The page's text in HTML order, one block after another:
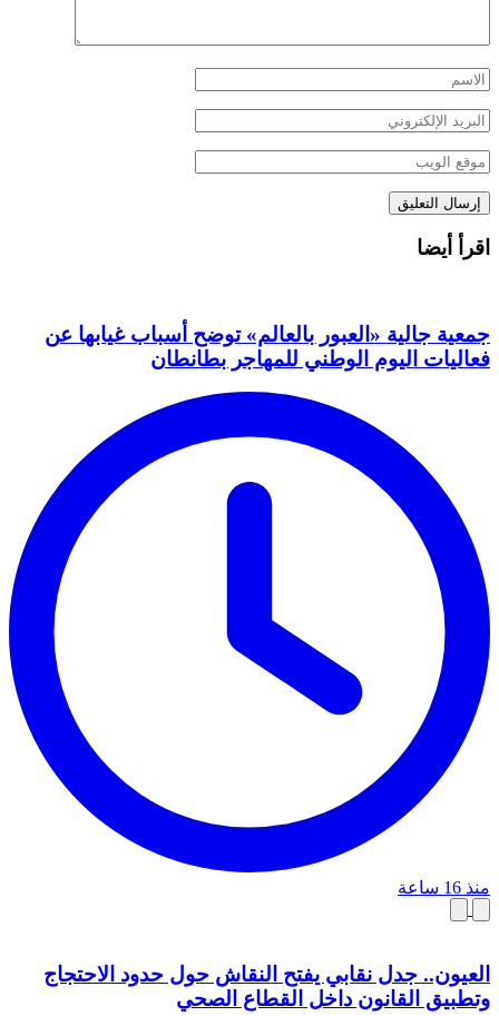
اقرأ أيضا
جمعية جالية «العبور بالعالم» توضح أسباب غيابها عن
فعاليات اليوم الوطني للمهاجر بطانطان
منذ 16 ساعة
العيون.. جدل نقابي يفتح النقاش حول حدود الاحتجاج
وتطبيق القانون داخل القطاع الصحي